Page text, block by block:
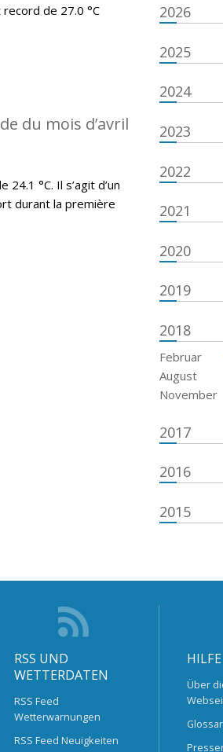
de 27.0 °C
du mois d’avril
°C. Il s’agit d’un
durant la première
2026
2025
2024
2023
2022
2021
2020
2019
2018
Februar
August
November
2017
2016
2015
RSS UND
WETTERDATEN
RSS Feed
Wetterwarnungen
RSS Feed Neuigkeiten
HILFE
Über
Glossar